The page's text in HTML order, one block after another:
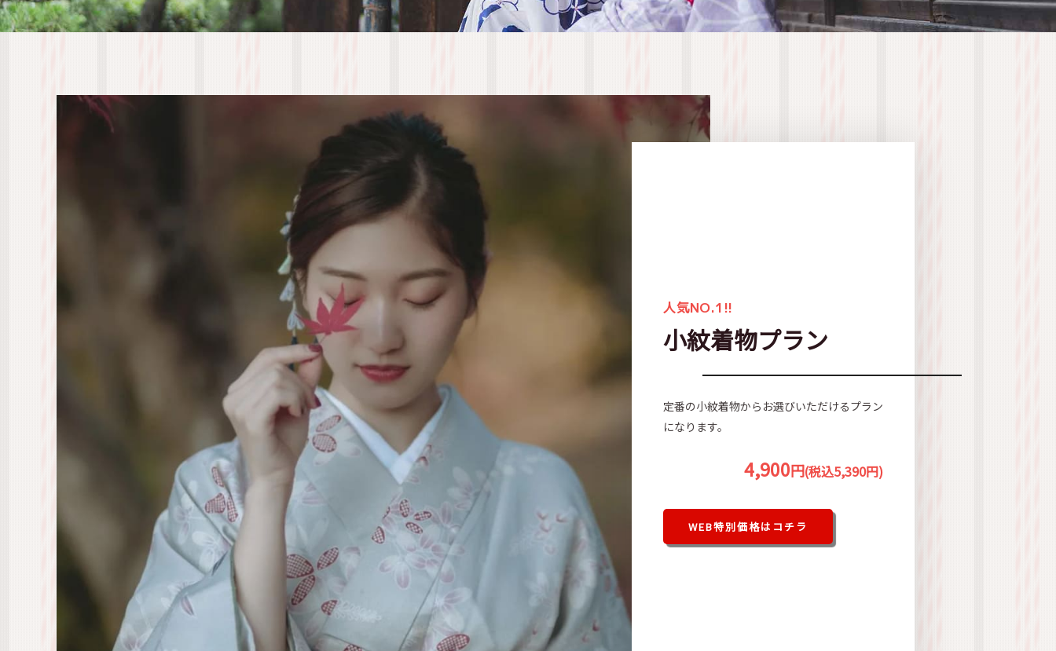
人気NO.1!!
小紋着物プラン
定番の小紋着物からお選びいただけるプラン
になります。
4,900円(税込5,390円)
WEB特別価格はコチラ